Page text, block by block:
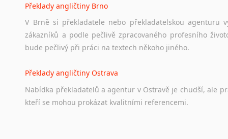
Překlady angličtiny Brno
V Brně si překladatele nebo překladatelskou agenturu
zákazníků a podle pečlivě zpracovaného profesního
bude pečlivý při práci na textech někoho jiného.
Překlady angličtiny Ostrava
Nabídka překladatelů a agentur v Ostravě je chudší, ale
kteří se mohou prokázat kvalitními referencemi.